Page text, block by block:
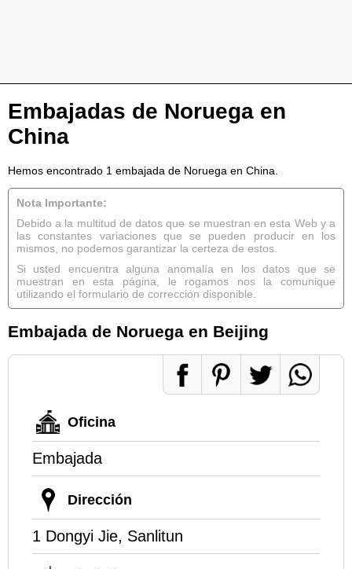
Embajadas de Noruega en
China
Hemos encontrado 1 embajada de Noruega en China.
Nota Importante:
Debido a la multitud de datos que se muestran en esta Web y a
las constantes variaciones que se pueden producir en los
mismos, no podemos garantizar la certeza de estos.
Si usted encuentra alguna anomalía en los datos que se
muestran en esta página, le rogamos nos la comunique
utilizando el formulario de corrección disponible.
Embajada de Noruega en Beijing
Oficina
Embajada
Dirección
1 Dongyi Jie, Sanlitun